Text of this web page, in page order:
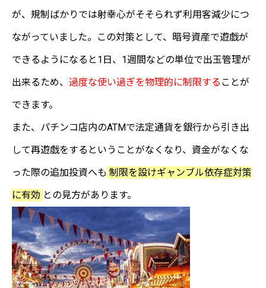
が、規制ばかりでは射幸心がそそられず利用客減少につ
ながっていました。この対策として、暗号資産で遊戯が
できるようになると1日、1週間などの単位で出玉管理が
出来るため、 過度な使い過ぎを物理的に制限する ことが
できます。
また、パチンコ店内のATMで法定通貨を銀行から引き出
して再遊戯をするということがなくなり、資金がなくな
った際の追加投資へも 制限を設けギャンブル依存症対策
に有効 との見方があります。